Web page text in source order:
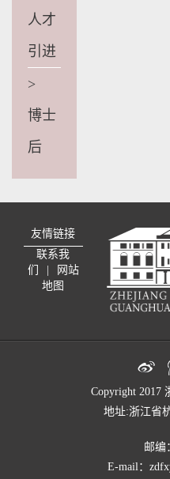
人才
引进
>
博士
后
友情链接
联系我
们
网站
地图
Copyright 2017
地址:浙江省
邮编
E-mail：